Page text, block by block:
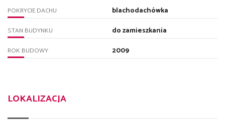
POKRYCIE DACHU blachodachówka
STAN BUDYNKU do zamieszkania
ROK BUDOWY 2009
LOKALIZACJA